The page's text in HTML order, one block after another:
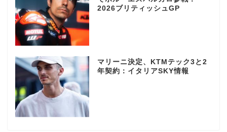
2026ブリティッシュGP
マリーニ決定、KTMテック3と2
年契約：イタリアSKY情報